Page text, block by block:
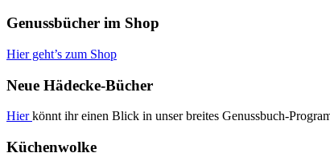
Genussbücher im Shop
Hier geht’s zum Shop
Neue Hädecke-Bücher
Hierkönnt ihr einen Blick in unser breites Genussbuch-
Küchenwolke